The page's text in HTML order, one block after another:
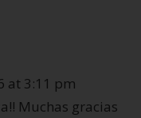
at 3:11 pm
Muchas gracias